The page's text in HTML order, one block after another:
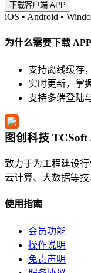
下载客户端 APP
iOS • Android •
为什么需要下载
支持离线缓存
实时更新，掌
支持多端登陆
图创科技
致力于为工程建设
云计算、大数据等技
使用指南
会员功能
操作说明
免责声明